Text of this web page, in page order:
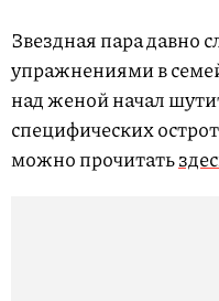
Звездная пара давно
упражнениями в
над женой начал
специфических
можно прочитать